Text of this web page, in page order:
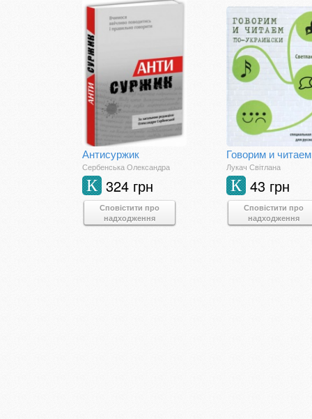
Антисуржик
Сербенська Олександра
324 грн
К
Сповістити про
надходження
Лукач Світлана
43 грн
К
Сповістити про
надходження